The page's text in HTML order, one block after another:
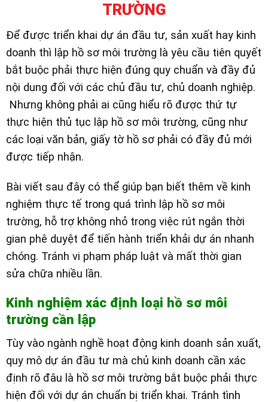
TRƯỜNG
Để được triển khai dự án đầu tư, sản xuất hay kinh
doanh thì lập hồ sơ môi trường là yêu cầu tiên quyết
bắt buộc phải thực hiện đúng quy chuẩn và đầy đủ
nội dung đối với các chủ đầu tư, chủ doanh nghiệp.
Nhưng không phải ai cũng hiểu rõ được thứ tự
thực hiện thủ tục lập hồ sơ môi trường, cũng như
các loại văn bản, giấy tờ hồ sơ phải có đầy đủ mới
được tiếp nhận.
Bài viết sau đây có thể giúp bạn biết thêm về kinh
nghiệm thực tế trong quá trình lập hồ sơ môi
trường, hỗ trợ không nhỏ trong việc rút ngắn thời
gian phê duyệt để tiến hành triển khải dự án nhanh
chóng. Tránh vi phạm pháp luật và mất thời gian
sửa chữa nhiều lần.
Kinh nghiệm xác định loại hồ sơ môi
trường cần lập
Tùy vào ngành nghề hoạt động kinh doanh sản xuất,
quy mô dự án đầu tư mà chủ kinh doanh cần xác
định rõ đâu là hồ sơ môi trường bắt buộc phải thực
hiện đối với dự án chuẩn bị triển khai. Tránh tình